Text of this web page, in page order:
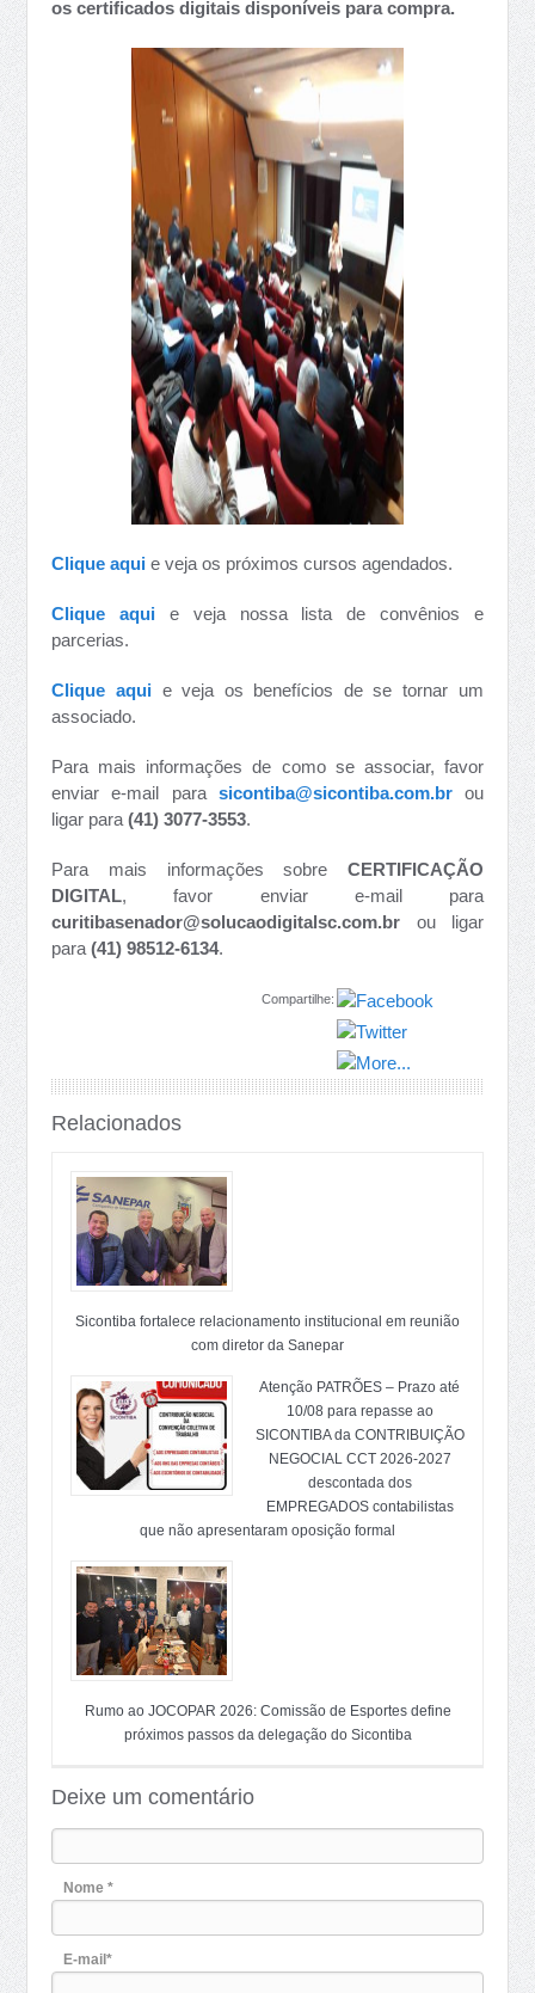
os certificados digitais disponíveis para compra.
Clique aqui e veja os próximos cursos agendados.
Clique aqui e veja nossa lista de convênios e
parcerias.
Clique aqui e veja os benefícios de se tornar um
associado.
Para mais informações de como se associar, favor
enviar e-mail para sicontiba@sicontiba.com.brou
ligar para(41) 3077-3553.
Para mais informações sobre CERTIFICAÇÃO
DIGITAL, favor enviar e-mail para
curitibasenador@solucaodigitalsc.com.br ou ligar
para(41) 98512-6134.
Compartilhe:
Relacionados
Sicontiba fortalece relacionamento institucional em reunião
com diretor da Sanepar
Atenção PATRÕES – Prazo até
10/08 para repasse ao
SICONTIBA da CONTRIBUIÇÃO
NEGOCIAL CCT 2026-2027
descontada dos
EMPREGADOS contabilistas
que não apresentaram oposição formal
Rumo ao JOCOPAR 2026: Comissão de Esportes define
próximos passos da delegação do Sicontiba
Deixe um comentário
Nome *
E-mail*